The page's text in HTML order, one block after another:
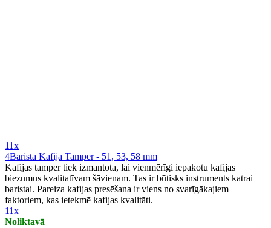
11x
4Barista Kafija Tamper - 51, 53, 58 mm
Kafijas tamper tiek izmantota, lai vienmērīgi iepakotu kafijas
biezumus kvalitatīvam šāvienam. Tas ir būtisks instruments katrai
baristai. Pareiza kafijas presēšana ir viens no svarīgākajiem
faktoriem, kas ietekmē kafijas kvalitāti.
11x
Noliktavā